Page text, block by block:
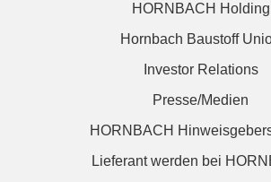
HORNBACH Holding
Hornbach Baustoff
Investor Relations
Presse/Medien
HORNBACH
Lieferant werden bei